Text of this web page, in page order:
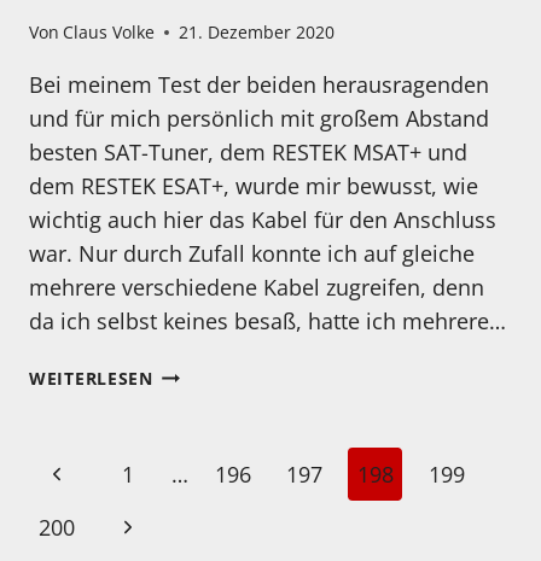
Von Claus Volke 21. Dezember 2020
Bei meinem Test der beiden herausragenden
und für mich persönlich mit großem Abstand
besten SAT-Tuner, dem RESTEK MSAT+ und
dem RESTEK ESAT+, wurde mir bewusst, wie
wichtig auch hier das Kabel für den Anschluss
war. Nur durch Zufall konnte ich auf gleiche
mehrere verschiedene Kabel zugreifen, denn
da ich selbst keines besaß, hatte ich mehrere…
WEITERLESENHMS
Seitennavigation
Vorherige
Seite
1 … 196 197 198
199
200
Nächste